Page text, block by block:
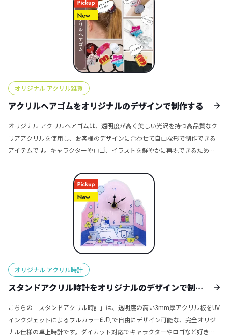
す。 チェキホルダーは推し活アイテムや同人イベント用に、ネームホルダー
は企業やイベントスタッフ用に、チケットホルダーはライブやスポーツ観
戦、テーマパークの公式グッズとして。いずれも実用性とデザイン性を兼ね
備えたアイテムとして、多彩なシーンで活躍するオリジナルグッズを制作い
として、安全装置付きで長さ調整ができるネックストラップが付属してお
り、安心かつ快適にご使用いただけます。オプションでは、ストラップにオ
リジナルプリントを施すことも可能ですので、統一感のあるデザイン展開や
ブランドイメージの強化にもつながります。また、チケットを収納するホル
ダー（ポケット）部分もオーダーメイド対応が可能で、用途やイベント内容
に合わせて自由にカスタマイズいただけます。 販売に必要な資材も取り揃え
まま商品化・販売できる形で納品いたします。国内生産で小ロットから大ロ
ットまで対応可能なため、アーティストやアイドルのライブ・コンサートグ
パスホルダーなど、さまざまなシーンに最適です。 オリジナル チケットホル
ダーは、実用性とデザイン性を兼ね備えた高付加価値なアイテムです。ファ
ンや来場者に特別感を与えるグッズとしてはもちろん、企業やブランドのプ
オリジナル アクリル雑貨
アクリルヘアゴムをオリジナルのデザインで制作する
オリジナル アクリルヘアゴムは、透明度が高く美しい光沢を持つ高品質なク
リアアクリルを使用し、お客様のデザインに合わせて自由な形で制作できる
アイテムです。キャラクターやロゴ、イラストを鮮やかに再現できるため、
演出することができます。髪を束ねるヘアアクセサリーとしてはもちろん、
手首にブレスレット感覚で身につけたり、コーディネートのワンポイントに
取り入れたりと、日常のさまざまなシーンで活躍します。コンサートやライ
ブの定番グッズとして、アニメやキャラクター作品のファングッズとして、
さらには企業や店舗のノベルティやイベント景品としても喜ばれる、汎用性
ズ可能で、アクリルならではの透明感とフルカラー印刷の鮮明さを組み合わ
ットから大ロットまで柔軟に対応しているため、初めてのオリジナルグッズ
制作やテスト販売から、大規模な物販展開まで安心してご利用いただけま
完成品として販売が可能です。 オリジナル アクリルヘアゴムは、実用性とデ
ザイン性を兼ね備えたグッズとして、ファンやお客様に長く愛用していただ
オリジナル アクリル時計
スタンドアクリル時計をオリジナルのデザインで制作
こちらの「スタンドアクリル時計」は、透明度の高い3mm厚アクリル板をUV
インクジェットによるフルカラー印刷で自由にデザイン可能な、完全オリジ
ナル仕様の卓上時計です。ダイカット対応でキャラクターやロゴなど好きな